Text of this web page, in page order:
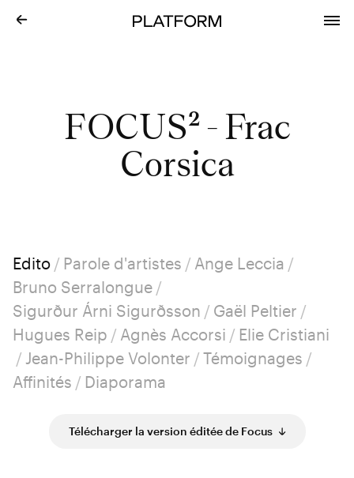
FOCUS² - Frac
Corsica
Edito / Parole d'artistes / Ange Leccia /
Bruno Serralongue /
Sigurður Árni Sigurðsson / Gaël Peltier /
Hugues Reip / Agnès Accorsi / Elie Cristiani
/ Jean-Philippe Volonter / Témoignages /
Affinités / Diaporama
Télécharger la version éditée de Focus